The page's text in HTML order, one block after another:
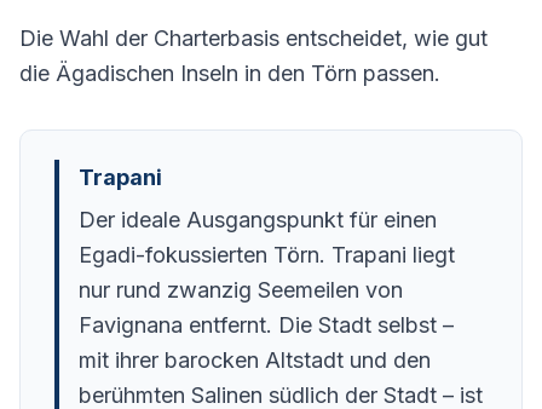
Die Wahl der Charterbasis entscheidet, wie gut
die Ägadischen Inseln in den Törn passen.
Trapani
Der ideale Ausgangspunkt für einen
Egadi-fokussierten Törn. Trapani liegt
nur rund zwanzig Seemeilen von
Favignana entfernt. Die Stadt selbst –
mit ihrer barocken Altstadt und den
berühmten Salinen südlich der Stadt – ist